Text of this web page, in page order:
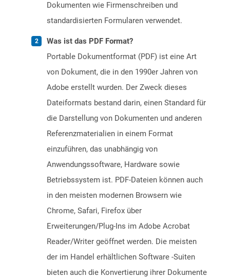
Dokumenten wie Firmenschreiben und
standardisierten Formularen verwendet.
Was ist das PDF Format?
Portable Dokumentformat (PDF) ist eine Art
von Dokument, die in den 1990er Jahren von
Adobe erstellt wurden. Der Zweck dieses
Dateiformats bestand darin, einen Standard für
die Darstellung von Dokumenten und anderen
Referenzmaterialien in einem Format
einzuführen, das unabhängig von
Anwendungssoftware, Hardware sowie
Betriebssystem ist. PDF-Dateien können auch
in den meisten modernen Browsern wie
Chrome, Safari, Firefox über
Erweiterungen/Plug-Ins im Adobe Acrobat
Reader/Writer geöffnet werden. Die meisten
der im Handel erhältlichen Software -Suiten
bieten auch die Konvertierung ihrer Dokumente